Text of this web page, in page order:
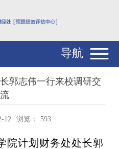
导航
郭志伟一行来校调研交
流
12 浏览： 593
院计划财务处处长郭